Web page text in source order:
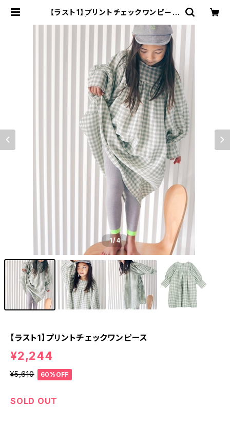
【ラスト1】プリントチェックワンピース
1/4
【ラスト1】プリントチェックワンピース
¥2,244
¥5,610 60%OFF
SOLD OUT